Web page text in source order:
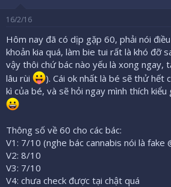
ầ
u
16/2/16
Hôm nay đã có dịp gặp 60, phải nói
khoản kia quá, làm bie tui rất là khó đỡ
vậy thôi chứ bác nào yếu là xong ngay,
lâu rùi
). Cái ok nhất là bé sẽ thử hết
kì của bé, và sẽ hỏi ngay mình thích
Thông số về 60 cho các bác:
V1: 7/10 (nghe bác cannabis nói là fake
V2: 8/10
V3: 7/10
V4: chưa check được tại chật quá